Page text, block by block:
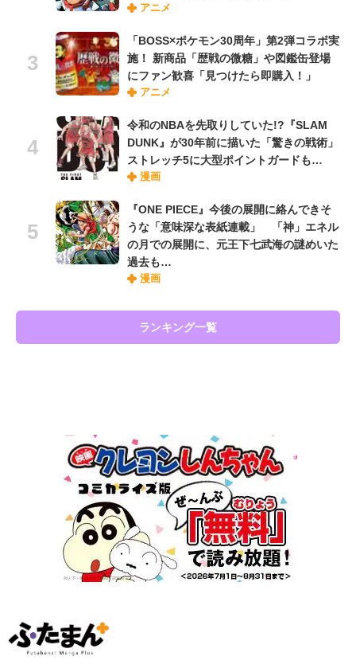
アニメ
「BOSS×ポケモン30周年」第2弾コラボ実
施！ 新商品「歴戦の微糖」や図鑑缶登場
にファン歓喜「見つけたら即購入！」
アニメ
令和のNBAを先取りしていた!?『SLAM
DUNK』が30年前に描いた「驚きの戦術」
ストレッチ5に大型ポイントガードも…
漫画
『ONE PIECE』今後の展開に絡んできそ
うな「意味深な表紙連載」 「神」エネル
の月での展開に、元王下七武海の謎めいた
過去も…
漫画
ランキング一覧